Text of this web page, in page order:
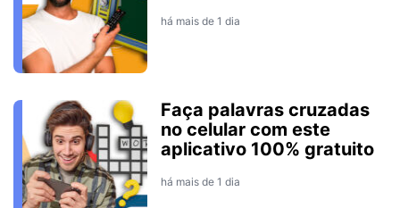
há mais de 1 dia
Faça palavras cruzadas
no celular com este
aplicativo 100% gratuito
há mais de 1 dia